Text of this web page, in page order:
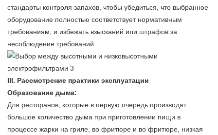
стандарты контроля запахов, чтобы убедиться, что выбранное
оборудование полностью соответствует нормативным
требованиям, и избежать взысканий или штрафов за
несоблюдение требований.
III. Рассмотрение практики эксплуатации
Образование дыма:
Для ресторанов, которые в первую очередь производят
большое количество дыма при приготовлении пищи в
процессе жарки на гриле, во фритюре и во фритюре, низкая